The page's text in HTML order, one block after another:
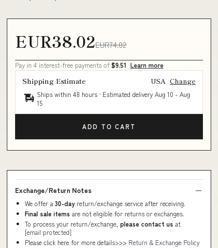
EUR38.02EUR74.02
Pay in 4 interest-free payments of $9.51 Learn more
Shipping Estimate USA Change
Ships within 48 hours · Estimated delivery Aug 10 - Aug
15
ADD TO CART
Exchange/Return Notes
We offer a 30-day return/exchange service after receiving.
Final sale items are not eligible for returns or exchanges.
To process your return/exchange, please contact us at
[email protected]
Please click here for more details>>> Return & Exchange Policy